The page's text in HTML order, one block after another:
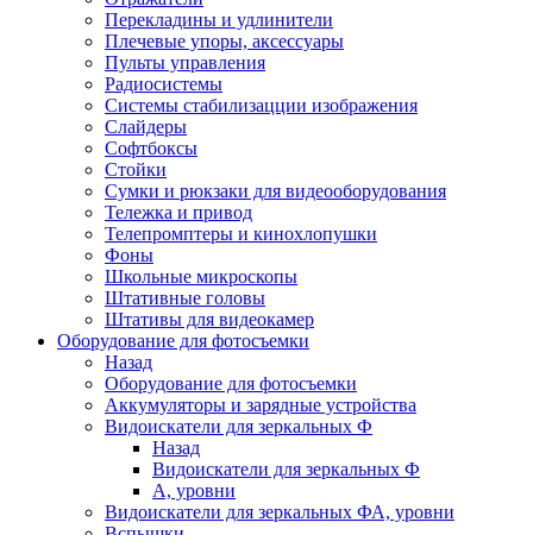
Перекладины и удлинители
Плечевые упоры, аксессуары
Пульты управления
Радиосистемы
Системы стабилизацции изображения
Слайдеры
Софтбоксы
Стойки
Сумки и рюкзаки для видеооборудования
Тележка и привод
Телепромптеры и кинохлопушки
Фоны
Школьные микроскопы
Штативные головы
Штативы для видеокамер
Оборудование для фотосъемки
Назад
Оборудование для фотосъемки
Аккумуляторы и зарядные устройства
Видоискатели для зеркальных Ф
Назад
Видоискатели для зеркальных Ф
А, уровни
Видоискатели для зеркальных ФА, уровни